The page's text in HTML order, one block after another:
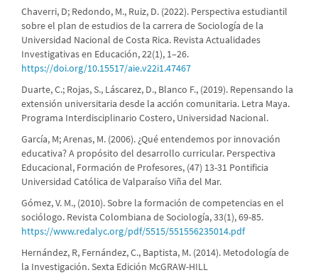
Chaverri, D; Redondo, M., Ruiz, D. (2022). Perspectiva estudiantil
sobre el plan de estudios de la carrera de Sociología de la
Universidad Nacional de Costa Rica. Revista Actualidades
Investigativas en Educación, 22(1), 1–26.
https://doi.org/10.15517/aie.v22i1.47467
Duarte, C.; Rojas, S., Láscarez, D., Blanco F., (2019). Repensando la
extensión universitaria desde la acción comunitaria. Letra Maya.
Programa Interdisciplinario Costero, Universidad Nacional.
García, M; Arenas, M. (2006). ¿Qué entendemos por innovación
educativa? A propósito del desarrollo curricular. Perspectiva
Educacional, Formación de Profesores, (47) 13-31 Pontificia
Universidad Católica de Valparaíso Viña del Mar.
Gómez, V. M., (2010). Sobre la formación de competencias en el
sociólogo. Revista Colombiana de Sociología, 33(1), 69-85.
https://www.redalyc.org/pdf/5515/551556235014.pdf
Hernández, R, Fernández, C., Baptista, M. (2014). Metodología de
la Investigación. Sexta Edición McGRAW-HILL